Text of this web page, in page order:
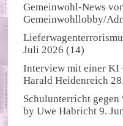
Gemeinwohl-News
Gemeinwohllobby/
Juli 2026 (14)
Interview mit einer KI
Harald Heidenreich
Schulunterricht
byUwe Habricht 9.